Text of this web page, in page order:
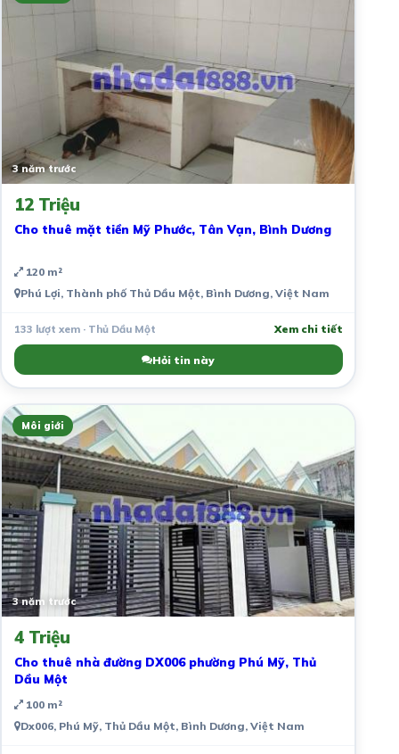
3 năm trước
12 Triệu
Cho thuê mặt tiền Mỹ Phước, Tân Vạn, Bình Dương
120 m²
Phú Lợi, Thành phố Thủ Dầu Một, Bình Dương, Việt Nam
133 lượt xem · Thủ Dầu Một Xem chi tiết
Hỏi tin này
Môi giới
3 năm trước
4 Triệu
Cho thuê nhà đường DX006 phường Phú Mỹ, Thủ
Dầu Một
100 m²
Dx006, Phú Mỹ, Thủ Dầu Một, Bình Dương, Việt Nam